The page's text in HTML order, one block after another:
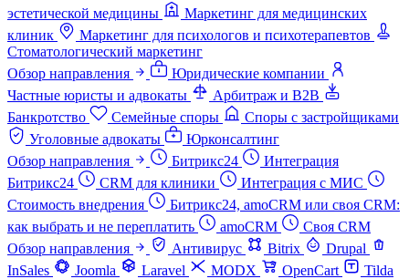
эстетической медицины
Маркетинг для медицинских
клиник
Маркетинг для психологов и психотерапевтов
Стоматологический маркетинг
Обзор направления
Юридические компании
Частные юристы и адвокаты
Арбитраж и B2B
Банкротство
Семейные споры
Споры с застройщиками
Уголовные адвокаты
Юрконсалтинг
Обзор направления
Битрикс24
Интеграция
Битрикс24
CRM для клиники
Интеграция с МИС
Стоимость внедрения
Битрикс24, amoCRM или своя CRM:
как выбрать и не переплатить
amoCRM
Своя CRM
Обзор направления
Антивирус Bitrix
Drupal
InSales
Joomla Laravel MODX OpenCart
Tilda